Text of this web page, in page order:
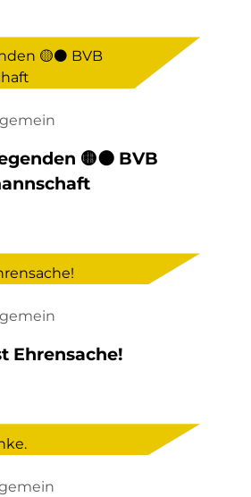
🟡⚫️ BVB
Ehrensache!